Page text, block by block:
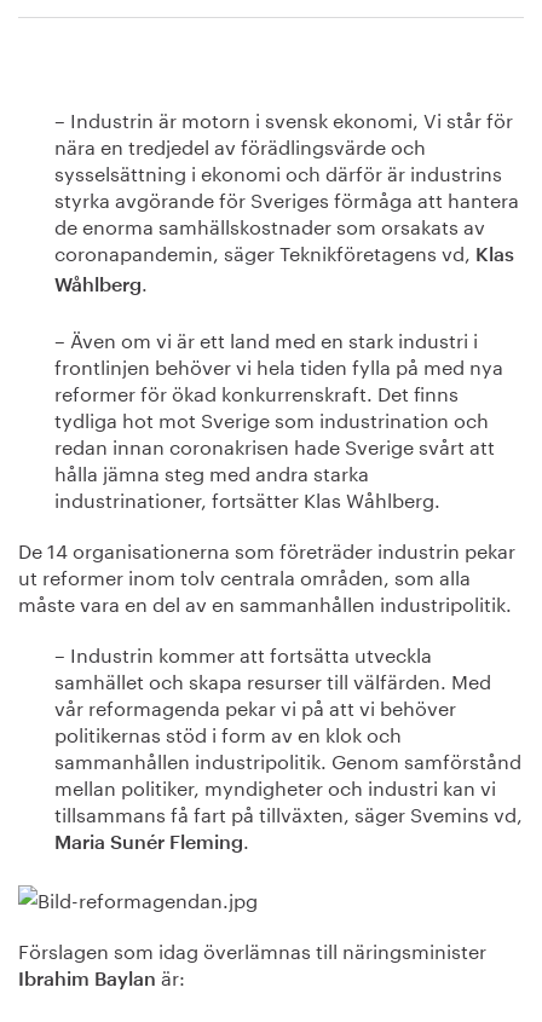
Om oss
– Industrin är motorn i svensk ekonomi, Vi står för
nära en tredjedel av förädlingsvärde och
sysselsättning i ekonomi och därför är industrins
styrka avgörande för Sveriges förmåga att hantera
de enorma samhällskostnader som orsakats av
coronapandemin, säger Teknikföretagens vd, Klas
Wåhlberg.
– Även om vi är ett land med en stark industri i
frontlinjen behöver vi hela tiden fylla på med nya
reformer för ökad konkurrenskraft. Det finns
tydliga hot mot Sverige som industrination och
redan innan coronakrisen hade Sverige svårt att
hålla jämna steg med andra starka
industrinationer, fortsätter Klas Wåhlberg.
De 14 organisationerna som företräder industrin pekar
ut reformer inom tolv centrala områden, som alla
måste vara en del av en sammanhållen industripolitik.
– Industrin kommer att fortsätta utveckla
samhället och skapa resurser till välfärden. Med
vår reformagenda pekar vi på att vi behöver
politikernas stöd i form av en klok och
sammanhållen industripolitik. Genom samförstånd
mellan politiker, myndigheter och industri kan vi
tillsammans få fart på tillväxten, säger Svemins vd,
Maria Sunér Fleming.
Förslagen som idag överlämnas till näringsminister
Ibrahim Baylan är: